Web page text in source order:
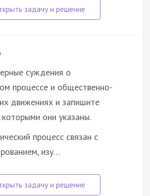
суждения о
процессе и общественно-
движениях и запишите
они указаны.
процесс связан с
изу…